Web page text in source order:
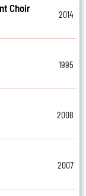
Choir
2014
1995
2008
2007